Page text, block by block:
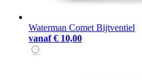
Waterman Comet Bijtventiel
vanaf € 10,00